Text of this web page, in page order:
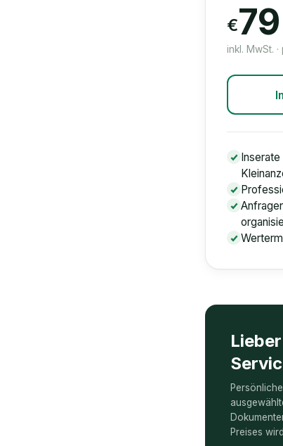
€79
inkl. MwSt.
Preises